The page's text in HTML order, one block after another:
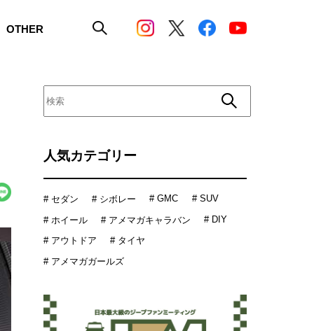
OTHER
人気カテゴリー
# セダン # シボレー # GMC # SUV
# ホイール # アメマガキャラバン # DIY
# アウトドア
# タイヤ
# アメマガガールズ